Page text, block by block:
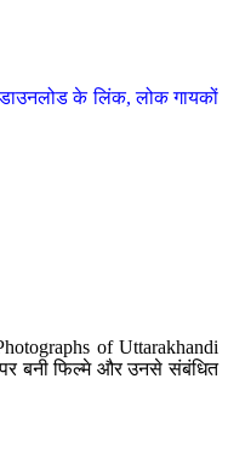
के लिंक, लोक गायकों
of Uttarakhandi
पर बनी फिल्मे और उनसे संबंधित